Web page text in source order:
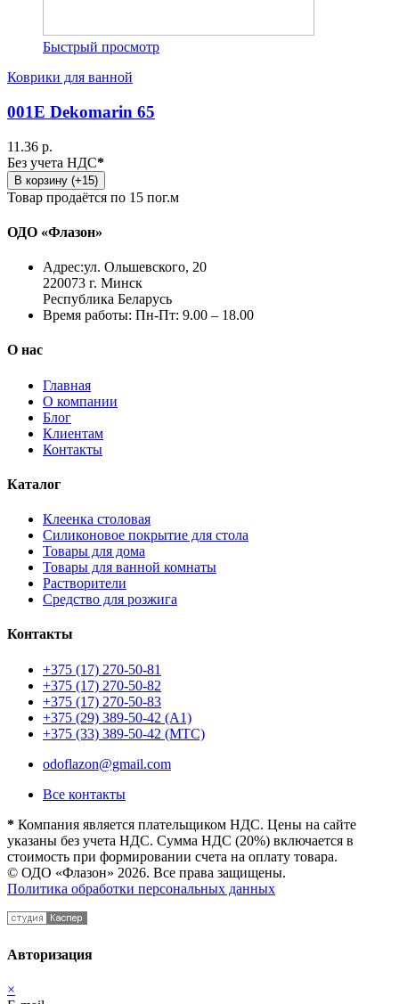
Быстрый просмотр
Коврики для ванной
001E Dekomarin 65
11.36 р.
Без учета НДС*
В корзину (+15)
Товар продаётся по 15 пог.м
ОДО «Флазон»
Адрес:ул. Ольшевского, 20
220073 г. Минск
Республика Беларусь
Время работы: Пн-Пт: 9.00 – 18.00
О нас
Главная
О компании
Блог
Клиентам
Контакты
Каталог
Клеенка столовая
Силиконовое покрытие для стола
Товары для дома
Товары для ванной комнаты
Растворители
Средство для розжига
Контакты
+375 (17) 270-50-81
+375 (17) 270-50-82
+375 (17) 270-50-83
+375 (29) 389-50-42 (А1)
+375 (33) 389-50-42 (МТС)
odoflazon@gmail.com
Все контакты
* Компания является плательщиком НДС. Цены на сайте
указаны без учета НДС. Сумма НДС (20%) включается в
стоимость при формировании счета на оплату товара.
© ОДО «Флазон» 2026. Все права защищены.
Политика обработки персональных данных
Авторизация
×